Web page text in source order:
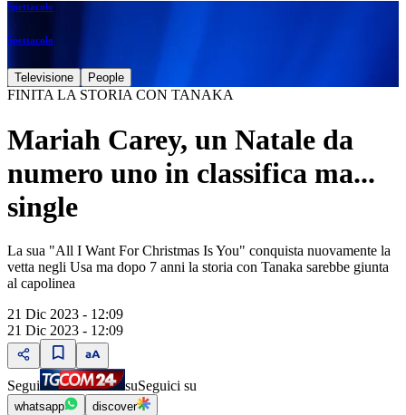
Spettacolo
Spettacolo
Televisione People
FINITA LA STORIA CON TANAKA
Mariah Carey, un Natale da
numero uno in classifica ma...
single
La sua "All I Want For Christmas Is You" conquista nuovamente la
vetta negli Usa ma dopo 7 anni la storia con Tanaka sarebbe giunta
al capolinea
21 Dic 2023 - 12:09
21 Dic 2023 - 12:09
Segui suSeguici su
whatsapp discover